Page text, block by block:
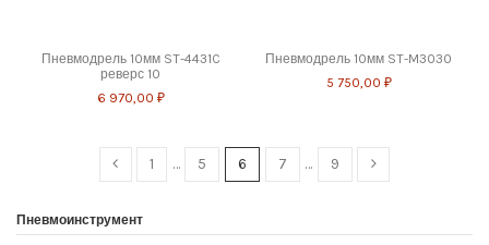
Пневмодрель 10мм ST-4431C
реверс 10
6 970,00 ₽
Пневмодрель 10мм ST-M3030
5 750,00 ₽
1 … 5 6 7 … 9
Пневмоинструмент